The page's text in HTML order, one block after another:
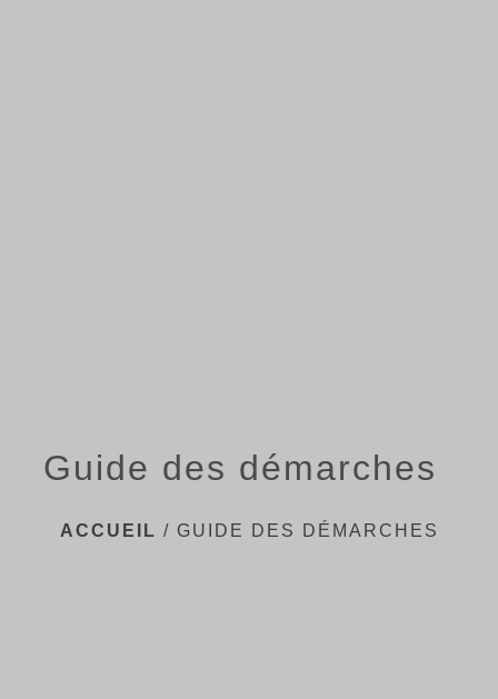
Guide des démarches
ACCUEIL / GUIDE DES DÉMARCHES